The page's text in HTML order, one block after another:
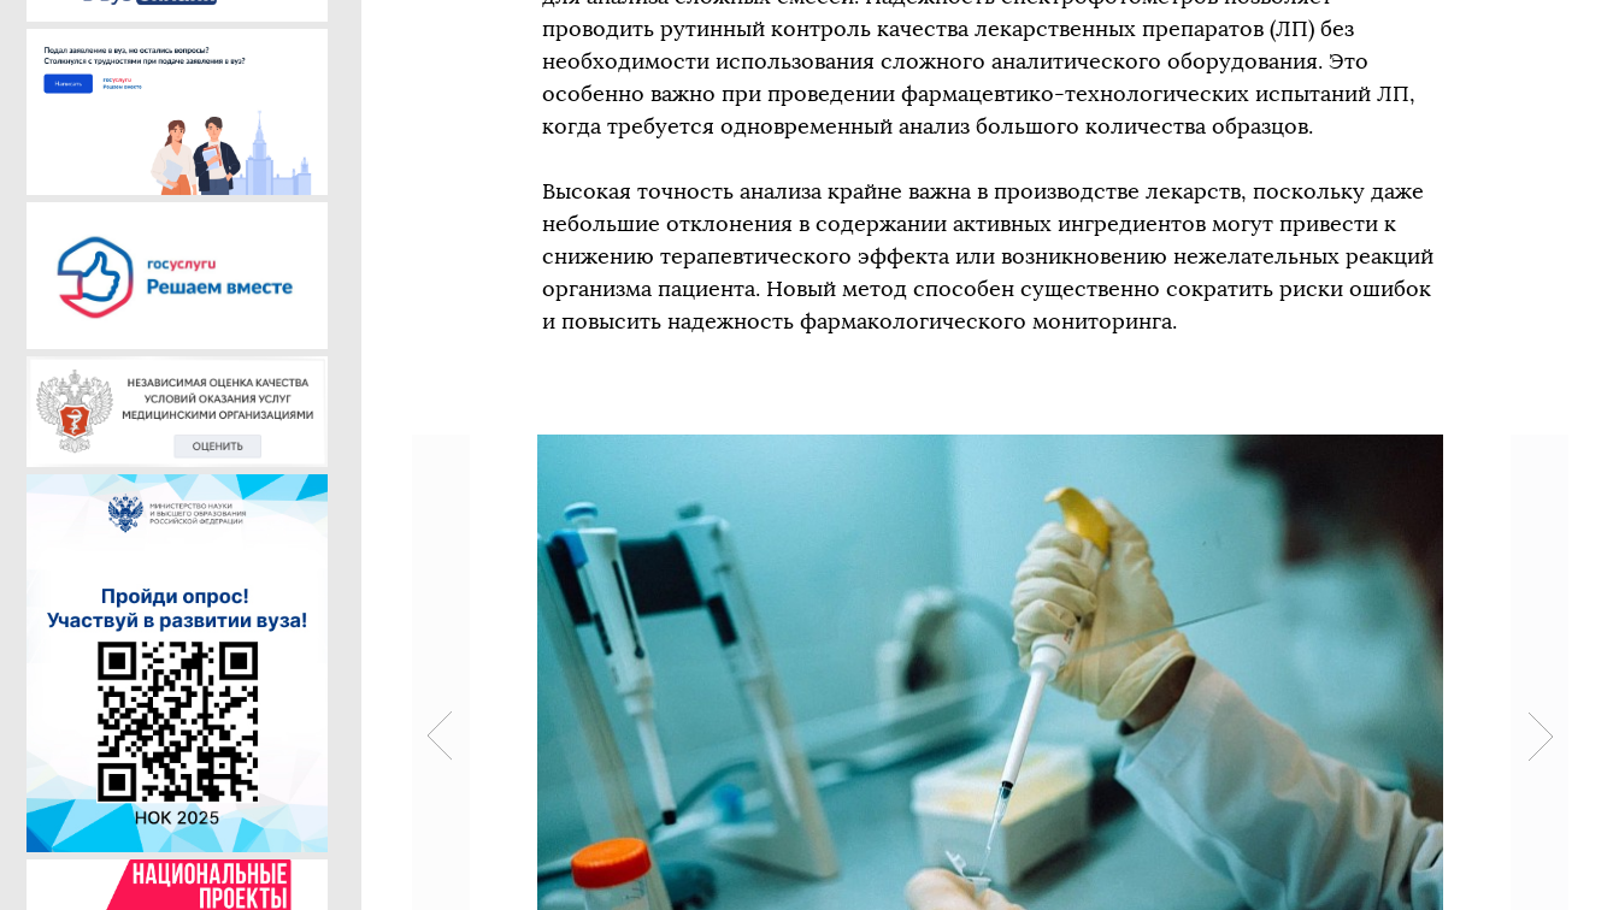
проводить рутинный контроль качества лекарственных препаратов (ЛП) без
необходимости использования сложного аналитического оборудования. Это
особенно важно при проведении фармацевтико-технологических испытаний ЛП,
когда требуется одновременный анализ большого количества образцов.
Высокая точность анализа крайне важна в производстве лекарств, поскольку даже
небольшие отклонения в содержании активных ингредиентов могут привести к
снижению терапевтического эффекта или возникновению нежелательных реакций
организма пациента. Новый метод способен существенно сократить риски ошибок
и повысить надежность фармакологического мониторинга.